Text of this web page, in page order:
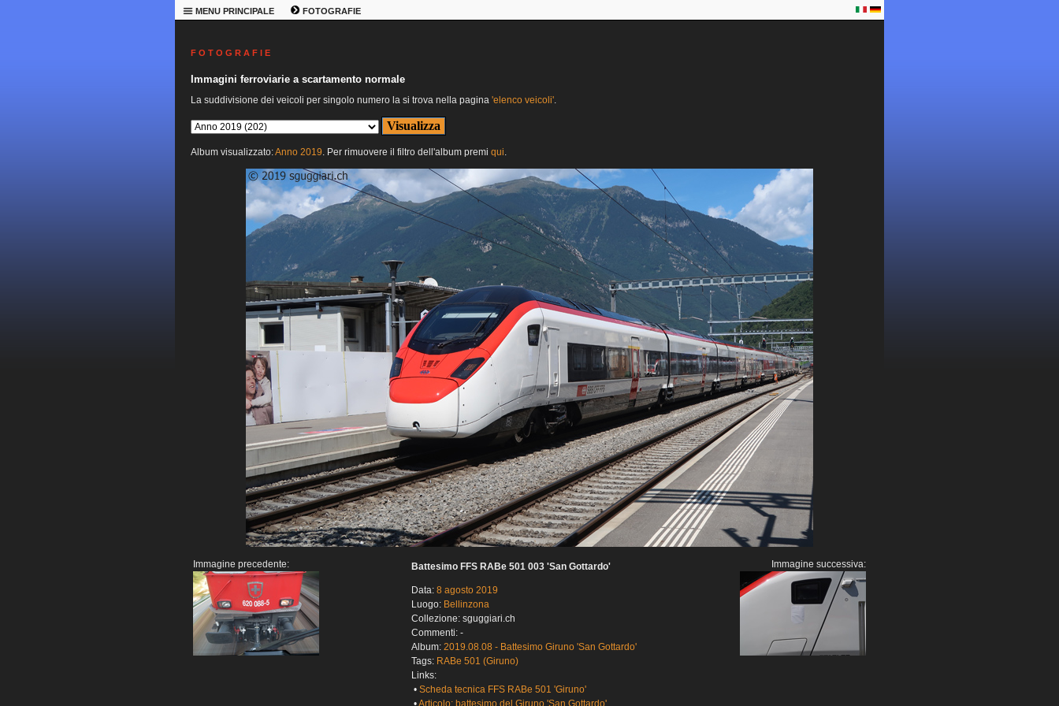
MENU PRINCIPALE FOTOGRAFIE
F O T O G R A F I E
Immagini ferroviarie a scartamento normale
La suddivisione dei veicoli per singolo numero la si trova nella pagina 'elenco veicoli'.
Album visualizzato:Anno 2019. Per rimuovere il filtro dell'album premi qui.
Immagine precedente: Battesimo FFS RABe 501 003 'San Gottardo'
Data: 8 agosto 2019
Luogo: Bellinzona
Collezione: sguggiari.ch
Commenti: -
Album: 2019.08.08 - Battesimo Giruno 'San Gottardo'
Tags: RABe 501 (Giruno)
Links:
• Scheda tecnica FFS RABe 501 'Giruno'
Immagine successiva: